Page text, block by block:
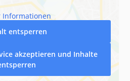
Informationen
entsperren
akzeptieren und Inhalte